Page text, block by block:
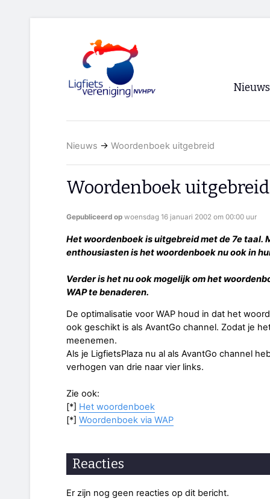
Nieuws
RSS
Nieuws → Woordenboek uitgebreid
Woordenboek uitgebreid
Gepubliceerd op woensdag 16 januari 2002 om 00:00 uur
Het woordenboek is uitgebreid met de 7e taal.
enthousiasten is het woordenboek nu ook in
Verder is het nu ook mogelijk om het
WAP te benaderen.
De optimalisatie voor WAP houd in dat het
ook geschikt is als AvantGo channel. Zodat je
meenemen.
Als je LigfietsPlaza nu al als AvantGo channel
verhogen van drie naar vier links.
Zie ook:
[*] Het woordenboek
[*] Woordenboek via WAP
Reacties
Er zijn nog geen reacties op dit bericht.